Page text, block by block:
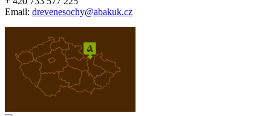
Email: drevenesochy@abakuk.cz